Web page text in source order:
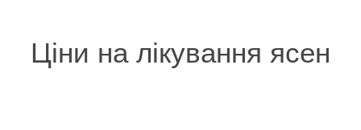
Ціни на лікування ясен